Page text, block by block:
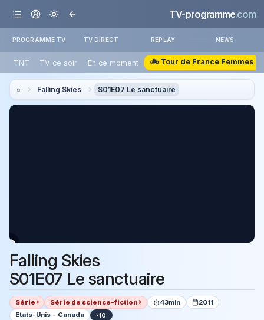
TV-programme.com
PROGRAMME TV TV DIRECT REPLAY NEWS
TNT TV ce soir En ce moment 🚲 Tour de France Femmes
Falling Skies S01E07 Le sanctuaire
Falling Skies
S01E07 Le sanctuaire
Série Série de science-fiction 43min
2011
Etats-Unis - Canada
-10